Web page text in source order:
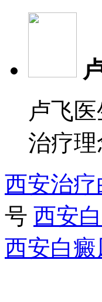
卢飞
治疗
西安治
号 西安
西安白